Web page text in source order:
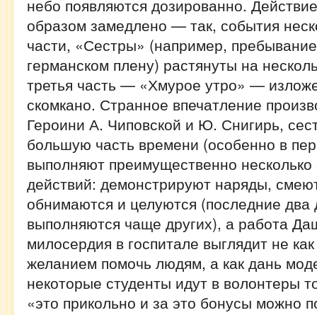
небо появляются дозированно.
образом замедлено — так, события
части, «Сестры» (например,
германском плену) растянуты на
третья часть — «Хмурое утро» —
скомкано. Странное впечатление
Героини А. Чиповской и Ю. Снигирь,
большую часть времени (особенно в
выполняют преимущественно
действий: демонстрируют наряды,
обнимаются и целуются (последние два
выполняются чаще других), а работа
милосердия в госпитале выглядит не
желанием помочь людям, а как дань
некоторые студенты идут в волонтеры
«это прикольно и за это бонусы можно